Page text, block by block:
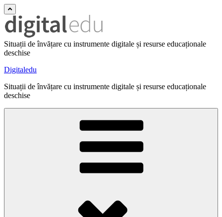
Situații de învățare cu instrumente digitale și resurse educaționale
deschise
Digitaledu
Situații de învățare cu instrumente digitale și resurse educaționale
deschise